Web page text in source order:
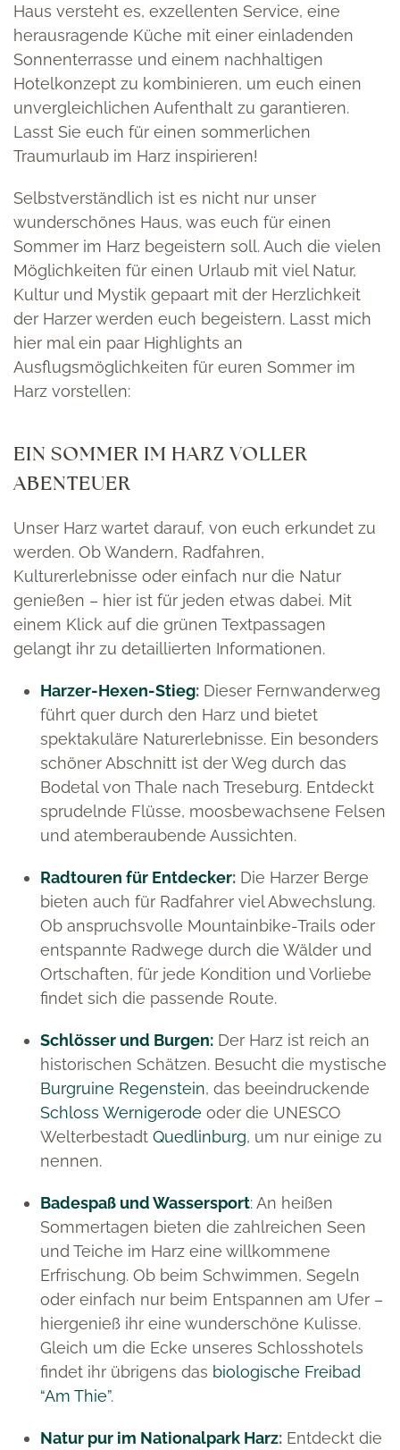
Haus versteht es, exzellenten Service, eine
herausragende Küche mit einer einladenden
Sonnenterrasse und einem nachhaltigen
Hotelkonzept zu kombinieren, um euch einen
unvergleichlichen Aufenthalt zu garantieren.
Lasst Sie euch für einen sommerlichen
Traumurlaub im Harz inspirieren!
Selbstverständlich ist es nicht nur unser
wunderschönes Haus, was euch für einen
Sommer im Harz begeistern soll. Auch die vielen
Möglichkeiten für einen Urlaub mit viel Natur,
Kultur und Mystik gepaart mit der Herzlichkeit
der Harzer werden euch begeistern. Lasst mich
hier mal ein paar Highlights an
Ausflugsmöglichkeiten für euren Sommer im
Harz vorstellen:
EIN SOMMER IM HARZ VOLLER
ABENTEUER
Unser Harz wartet darauf, von euch erkundet zu
werden. Ob Wandern, Radfahren,
Kulturerlebnisse oder einfach nur die Natur
genießen – hier ist für jeden etwas dabei. Mit
einem Klick auf die grünen Textpassagen
gelangt ihr zu detaillierten Informationen.
Harzer-Hexen-Stieg: Dieser Fernwanderweg
führt quer durch den Harz und bietet
spektakuläre Naturerlebnisse. Ein besonders
schöner Abschnitt ist der Weg durch das
Bodetal von Thale nach Treseburg. Entdeckt
sprudelnde Flüsse, moosbewachsene Felsen
und atemberaubende Aussichten.
Radtouren für Entdecker: Die Harzer Berge
bieten auch für Radfahrer viel Abwechslung.
Ob anspruchsvolle Mountainbike-Trails oder
entspannte Radwege durch die Wälder und
Ortschaften, für jede Kondition und Vorliebe
findet sich die passende Route.
Schlösser und Burgen: Der Harz ist reich an
historischen Schätzen. Besucht die mystische
Burgruine Regenstein, das beeindruckende
Schloss Wernigerode oder die UNESCO
Welterbestadt Quedlinburg, um nur einige zu
nennen.
Badespaß und Wassersport: An heißen
Sommertagen bieten die zahlreichen Seen
und Teiche im Harz eine willkommene
Erfrischung. Ob beim Schwimmen, Segeln
oder einfach nur beim Entspannen am Ufer –
hiergenieß ihr eine wunderschöne Kulisse.
Gleich um die Ecke unseres Schlosshotels
findet ihr übrigens das biologische Freibad
“Am Thie”.
Natur pur im Nationalpark Harz: Entdeckt die